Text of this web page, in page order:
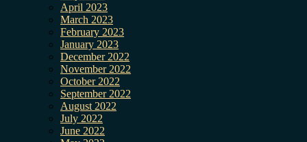
April 2023
March 2023
February 2023
January 2023
December 2022
November 2022
October 2022
September 2022
August 2022
July 2022
June 2022